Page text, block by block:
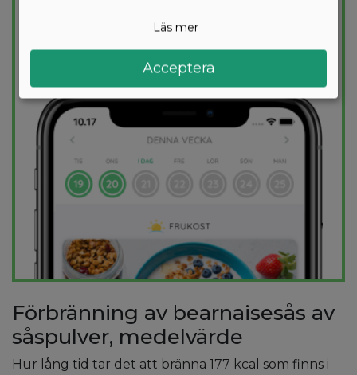
kalorimål varje dag.
PROVAGRATIS
Förbränning av bearnaisesås av
såspulver, medelvärde
Hur lång tid tar det att bränna 177 kcal som finns i
Läs mer
Acceptera